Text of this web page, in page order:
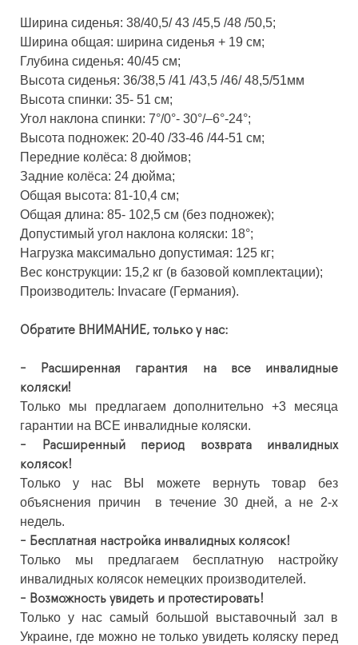
Ширина сиденья: 38/40,5/ 43 /45,5 /48 /50,5;
Ширина общая: ширина сиденья + 19 см;
Глубина сиденья: 40/45 см;
Высота сиденья: 36/38,5 /41 /43,5 /46/ 48,5/51мм
Высота спинки: 35- 51 см;
Угол наклона спинки: 7°/0°- 30°/–6°-24°;
Высота подножек: 20-40 /33-46 /44-51 см;
Передние колёса: 8 дюймов;
Задние колёса: 24 дюйма;
Общая высота: 81-10,4 см;
Общая длина: 85- 102,5 см (без подножек);
Допустимый угол наклона коляски: 18°;
Нагрузка максимально допустимая: 125 кг;
Вес конструкции: 15,2 кг (в базовой комплектации);
Производитель: Invacare (Германия).
Обратите ВНИМАНИЕ, только у нас:
- Расширенная гарантия на все инвалидные
коляски!
Только мы предлагаем дополнительно +3 месяца
гарантии на ВСЕ инвалидные коляски.
- Расширенный период возврата инвалидных
колясок!
Только у нас ВЫ можете вернуть товар без
объяснения причин в течение 30 дней, а не 2-х
недель.
- Бесплатная настройка инвалидных колясок!
Только мы предлагаем бесплатную настройку
инвалидных колясок немецких производителей.
- Возможность увидеть и протестировать!
Только у нас самый большой выставочный зал в
Украине, где можно не только увидеть коляску перед